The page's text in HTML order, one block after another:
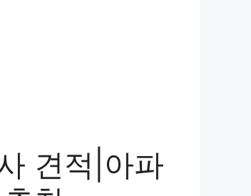
견적|아파